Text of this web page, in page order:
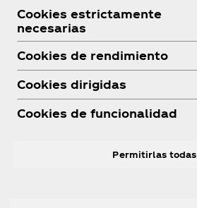
¿Necesitas ayuda?
Legal
Cookies estrictamente
necesarias
Cookies de rendimiento
Cookies dirigidas
Cookies de funcionalidad
Permitirlas todas